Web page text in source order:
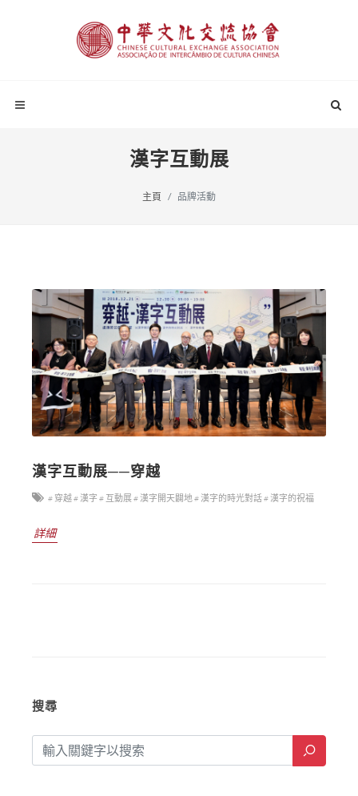
漢字互動展
主頁 品牌活動
漢字互動展──穿越
# 穿越# 漢字 # 互動展# 漢字開天闢地# 漢字的時光對話# 漢字的祝福
詳細
搜尋